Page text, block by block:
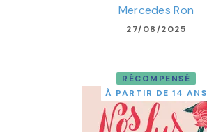
Mercedes Ron
27/08/2025
RÉCOMPENSÉ
À PARTIR DE 14 ANS